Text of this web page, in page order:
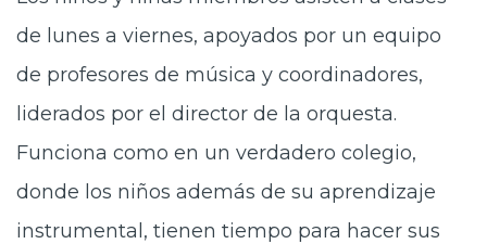
de lunes a viernes, apoyados por un equipo
de profesores de música y coordinadores,
liderados por el director de la orquesta.
Funciona como en un verdadero colegio,
donde los niños además de su aprendizaje
instrumental, tienen tiempo para hacer sus